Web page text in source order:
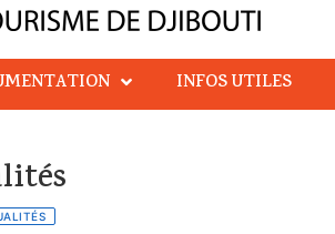
INFOS UTILES